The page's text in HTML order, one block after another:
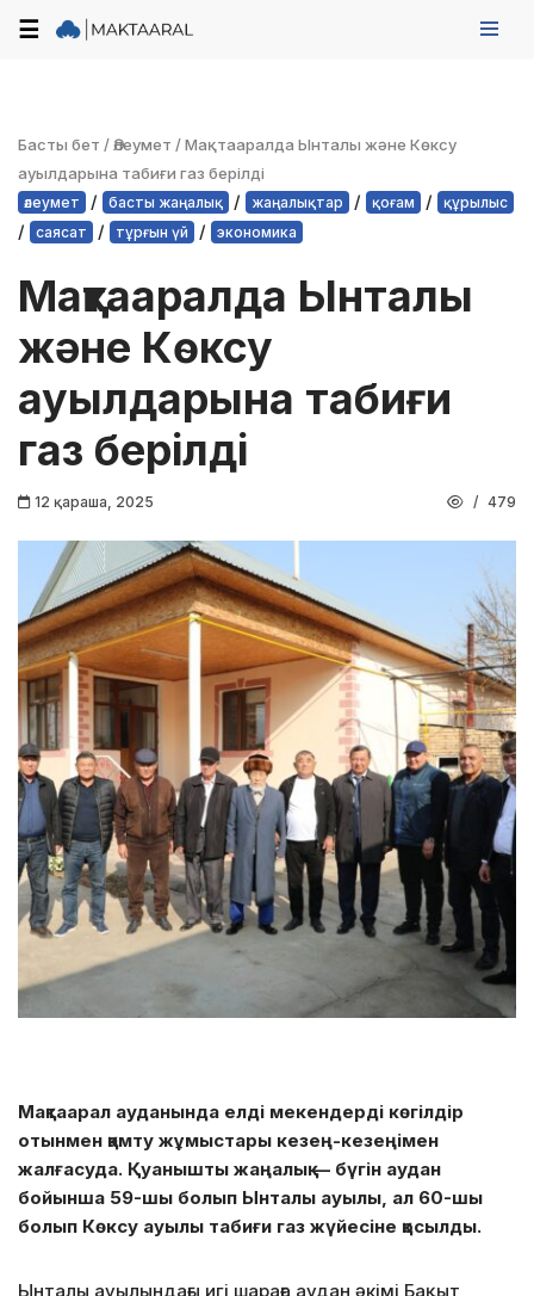
☰
Басты бет /Әлеумет /Мақтааралда Ынталы және Көксу
ауылдарына табиғи газ берілді
әлеумет / басты жаңалық / жаңалықтар / қоғам / құрылыс
/ саясат / тұрғын үй / экономика
Мақтааралда Ынталы
және Көксу
ауылдарына табиғи
газ берілді
12 қараша, 2025 479
Мақтаарал ауданында елді мекендерді көгілдір
отынмен қамту жұмыстары кезең-кезеңімен
жалғасуда. Қуанышты жаңалық — бүгін аудан
бойынша 59-шы болып Ынталы ауылы, ал 60-шы
болып Көксу ауылы табиғи газ жүйесіне қосылды.
Ынталы ауылындағы игі шараға аудан әкімі Бақыт